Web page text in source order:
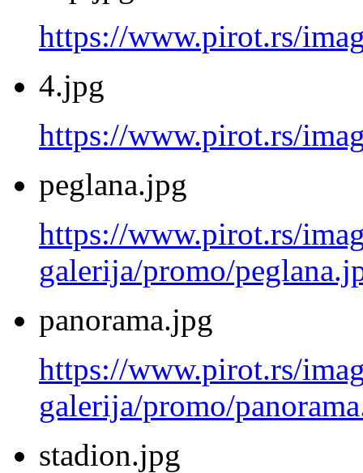
https://www.pirot.rs/
4.jpg
https://www.pirot.rs/
peglana.jpg
https://www.pirot.rs/
galerija/promo/
panorama.jpg
https://www.pirot.rs/
galerija/promo/
stadion.jpg